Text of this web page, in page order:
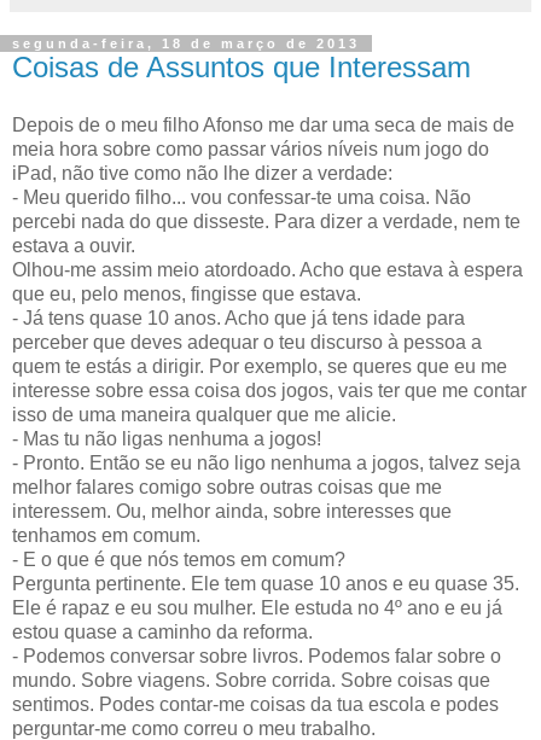
segunda-feira, 18 de março de 2013
Coisas de Assuntos que Interessam
Depois de o meu filho Afonso me dar uma seca de mais de
meia hora sobre como passar vários níveis num jogo do
iPad, não tive como não lhe dizer a verdade:
- Meu querido filho... vou confessar-te uma coisa. Não
percebi nada do que disseste. Para dizer a verdade, nem te
estava a ouvir.
Olhou-me assim meio atordoado. Acho que estava à espera
que eu, pelo menos, fingisse que estava.
- Já tens quase 10 anos. Acho que já tens idade para
perceber que deves adequar o teu discurso à pessoa a
quem te estás a dirigir. Por exemplo, se queres que eu me
interesse sobre essa coisa dos jogos, vais ter que me contar
isso de uma maneira qualquer que me alicie.
- Mas tu não ligas nenhuma a jogos!
- Pronto. Então se eu não ligo nenhuma a jogos, talvez seja
melhor falares comigo sobre outras coisas que me
interessem. Ou, melhor ainda, sobre interesses que
tenhamos em comum.
- E o que é que nós temos em comum?
Pergunta pertinente. Ele tem quase 10 anos e eu quase 35.
Ele é rapaz e eu sou mulher. Ele estuda no 4º ano e eu já
estou quase a caminho da reforma.
- Podemos conversar sobre livros. Podemos falar sobre o
mundo. Sobre viagens. Sobre corrida. Sobre coisas que
sentimos. Podes contar-me coisas da tua escola e podes
perguntar-me como correu o meu trabalho.